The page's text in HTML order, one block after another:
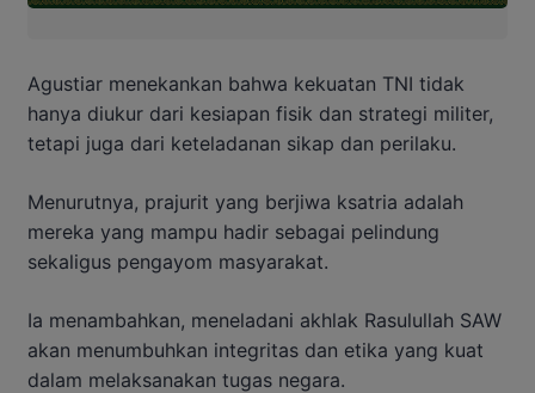
Agustiar menekankan bahwa kekuatan TNI tidak
hanya diukur dari kesiapan fisik dan strategi militer,
tetapi juga dari keteladanan sikap dan perilaku.
Menurutnya, prajurit yang berjiwa ksatria adalah
mereka yang mampu hadir sebagai pelindung
sekaligus pengayom masyarakat.
Ia menambahkan, meneladani akhlak Rasulullah SAW
akan menumbuhkan integritas dan etika yang kuat
dalam melaksanakan tugas negara.